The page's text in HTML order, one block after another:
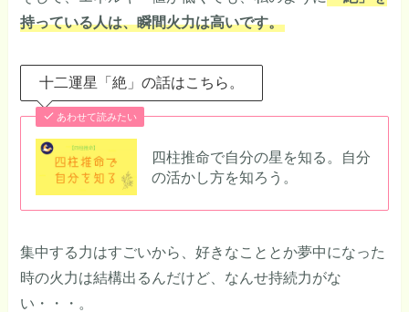
持っている人は、瞬間火力は高いです。
十二運星「絶」の話はこちら。
あわせて読みたい
四柱推命で自分の星を知る。自分
の活かし方を知ろう。
集中する力はすごいから、好きなこととか夢中になった
時の火力は結構出るんだけど、なんせ持続力がな
い・・・。